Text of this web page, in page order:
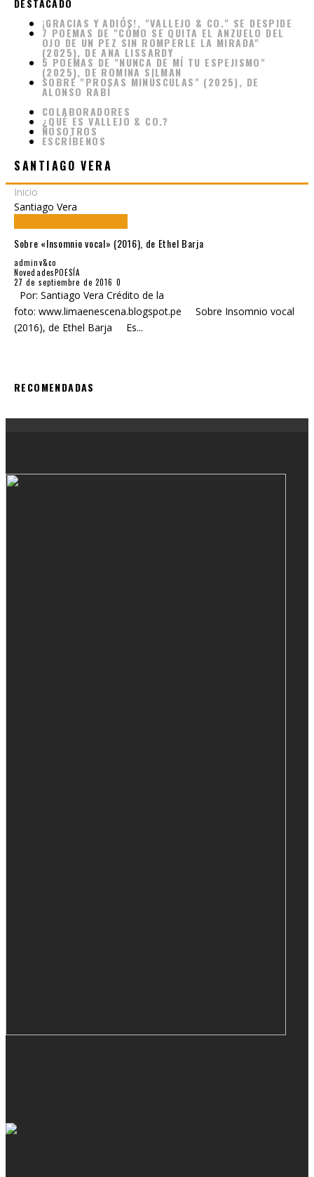
¡GRACIAS Y ADIÓS!, "VALLEJO & CO." SE DESPIDE
7 POEMAS DE "CÓMO SE QUITA EL ANZUELO DEL
OJO DE UN PEZ SIN ROMPERLE LA MIRADA"
(2025), DE ANA LISSARDY
5 POEMAS DE "NUNCA DE MÍ TU ESPEJISMO"
(2025), DE ROMINA SILMAN
SOBRE "PROSAS MINÚSCULAS" (2025), DE
ALONSO RABÍ
COLABORADORES
¿QUÉ ES VALLEJO & CO.?
NOSOTROS
ESCRÍBENOS
SANTIAGO VERA
Inicio
Santiago Vera
Sobre «Insomnio vocal» (2016), de Ethel Barja
adminv&co
NovedadesPOESÍA
27 de septiembre de 2016 0
Por: Santiago Vera Crédito de la
foto: www.limaenescena.blogspot.pe Sobre Insomnio vocal
(2016), de Ethel Barja Es...
RECOMENDADAS